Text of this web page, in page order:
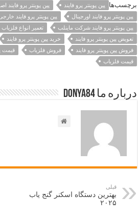
برچسب‌ها پین پوینتر پرو فایند
پین پوینتر پرو فایند
پین پوینتر پرو فایند اورجینال
پین پوینتر پرو فایند
پین پوینتر پرو فایند شرکت ماینلب
تعمیر انواع فلزیاب
تعویض پین پوینتر پرو فایند
خرید پین پوینتر پرو فایند
فروش پین پوینتر پرو فایند
فروش فلزیاب
قیمت
قیمت فلزیاب
درباره ما Donya84
قبلی
بهترین دستگاه اسکنر گنج یاب
۲۰۲۵